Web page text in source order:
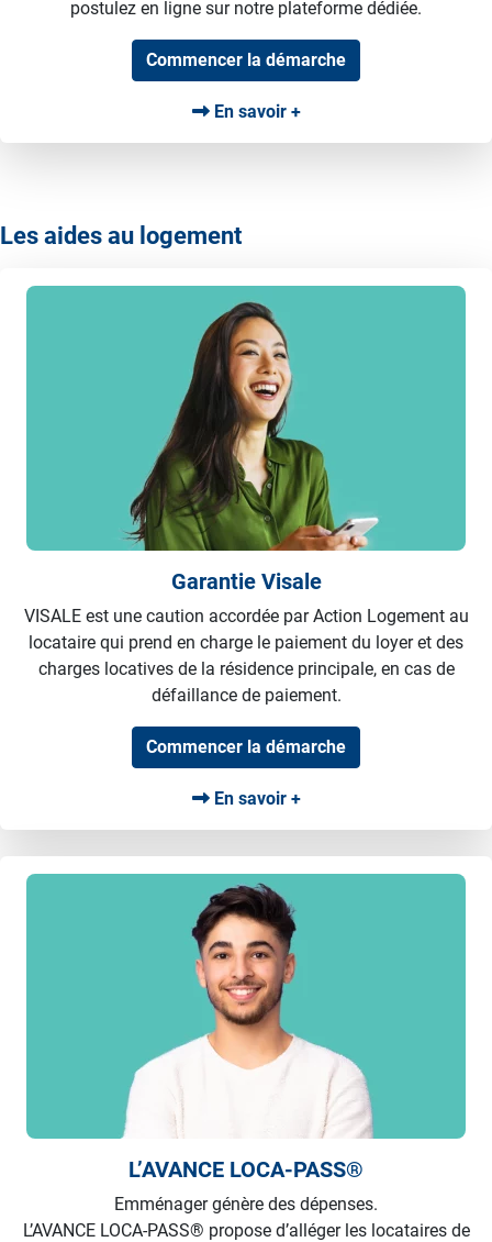
postulez en ligne sur notre plateforme dédiée.
Commencer la démarche
En savoir +
Les aides au logement
Garantie Visale
VISALE est une caution accordée par Action Logement au
locataire qui prend en charge le paiement du loyer et des
charges locatives de la résidence principale, en cas de
défaillance de paiement.
Commencer la démarche
En savoir +
L’AVANCE LOCA-PASS®
Emménager génère des dépenses.
L’AVANCE LOCA-PASS® propose d’alléger les locataires de